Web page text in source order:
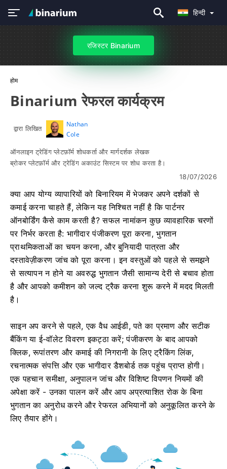
हिन्दी
रजिस्टर Binarium
होम
Binarium रेफरल कार्यक्रम
द्वारा लिखित
Nathan
Cole
ऑनलाइन ट्रेडिंग प्लेटफ़ॉर्म शोधकर्ता और मार्गदर्शक लेखक
ब्रोकर प्लेटफ़ॉर्म और ट्रेडिंग अकाउंट सिस्टम पर शोध करता है।
18/07/2026
क्या आप योग्य व्यापारियों को बिनारियम में भेजकर अपने दर्शकों से
कमाई करना चाहते हैं, लेकिन यह निश्चित नहीं है कि पार्टनर
ऑनबोर्डिंग कैसे काम करती है? सफल नामांकन कुछ व्यावहारिक चरणों
पर निर्भर करता है: भागीदार पंजीकरण पूरा करना, भुगतान
प्राथमिकताओं का चयन करना, और बुनियादी पात्रता और
दस्तावेज़ीकरण जांच को पूरा करना। इन वस्तुओं को पहले से समझने
से सत्यापन न होने या अवरुद्ध भुगतान जैसी सामान्य देरी से बचाव होता
है और आपको कमीशन को जल्द ट्रैक करना शुरू करने में मदद मिलती
है।
साइन अप करने से पहले, एक वैध आईडी, पते का प्रमाण और सटीक
बैंकिंग या ई-वॉलेट विवरण इकट्ठा करें; पंजीकरण के बाद आपको
क्लिक, रूपांतरण और कमाई की निगरानी के लिए ट्रैकिंग लिंक,
रचनात्मक संपत्ति और एक भागीदार डैशबोर्ड तक पहुंच प्राप्त होगी।
एक पहचान समीक्षा, अनुपालन जांच और विशिष्ट विपणन नियमों की
अपेक्षा करें - उनका पालन करें और आप अप्रत्याशित रोक के बिना
भुगतान का अनुरोध करने और रेफरल अभियानों को अनुकूलित करने के
लिए तैयार होंगे।